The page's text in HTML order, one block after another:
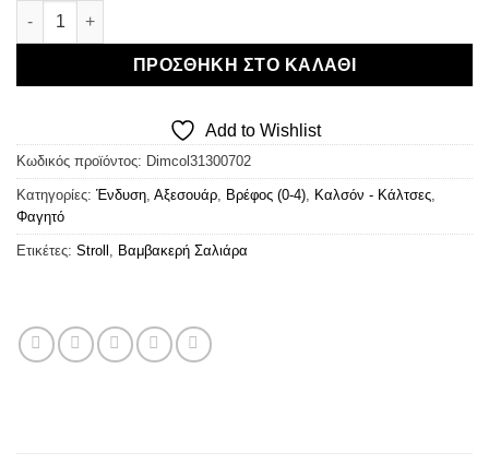
Dimcol Σετ 3 Σαλιάρες και 2 Καλτσάκια ποσότητα
ΠΡΟΣΘΉΚΗ ΣΤΟ ΚΑΛΆΘΙ
Add to Wishlist
Κωδικός προϊόντος: Dimcol31300702
Κατηγορίες: Ένδυση, Αξεσουάρ, Βρέφος (0-4), Καλσόν - Κάλτσες,
Φαγητό
Ετικέτες: Stroll , Βαμβακερή Σαλιάρα